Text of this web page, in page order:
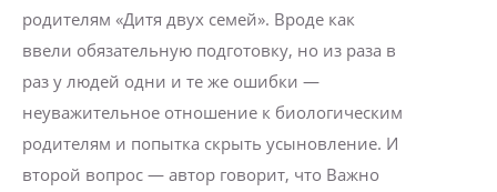
родителям «Дитя двух семей». Вроде как
ввели обязательную подготовку, но из раза в
раз у людей одни и те же ошибки —
неуважительное отношение к биологическим
родителям и попытка скрыть усыновление. И
второй вопрос — автор говорит, что Важно